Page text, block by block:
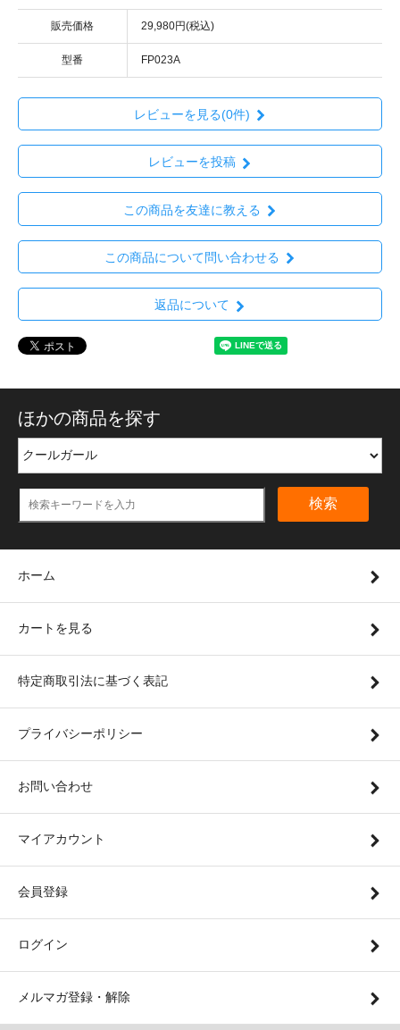
販売価格 29,980円(税込)
型番 FP023A
レビューを見る(0件)
レビューを投稿
この商品を友達に教える
この商品について問い合わせる
返品について
ほかの商品を探す
検索
ホーム
カートを見る
特定商取引法に基づく表記
プライバシーポリシー
お問い合わせ
マイアカウント
会員登録
ログイン
メルマガ登録・解除